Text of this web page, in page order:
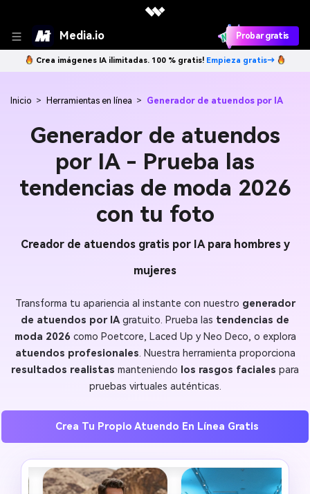
Media.io Probar gratis
Crea imágenes IA ilimitadas. 100 % gratis! Empieza gratis→
Inicio > Herramientas en línea > Generador de atuendos por IA
Generador de atuendos
por IA - Prueba las
tendencias de moda 2026
con tu foto
Creador de atuendos gratis por IA para hombres y
mujeres
Transforma tu apariencia al instante con nuestro generador
de atuendos por IAgratuito. Prueba las tendencias de
moda 2026 como Poetcore, Laced Up y Neo Deco, o explora
atuendos profesionales. Nuestra herramienta proporciona
resultados realistas manteniendo los rasgos faciales para
pruebas virtuales auténticas.
Crea Tu Propio Atuendo En Línea Gratis